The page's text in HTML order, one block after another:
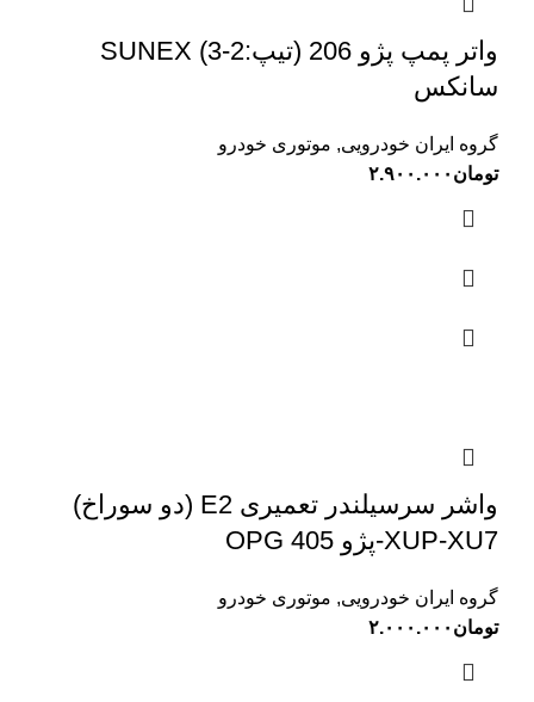
واتر پمپ پژو 206 (تیپ:2-3) SUNEX
سانکس
گروه ایران خودرویی, موتوری خودرو
تومان ۲.۹۰۰.۰۰۰
واشر سرسیلندر تعمیری E2 (دو سوراخ)
XUP-XU7-پژو 405 OPG
گروه ایران خودرویی, موتوری خودرو
تومان ۲.۰۰۰.۰۰۰